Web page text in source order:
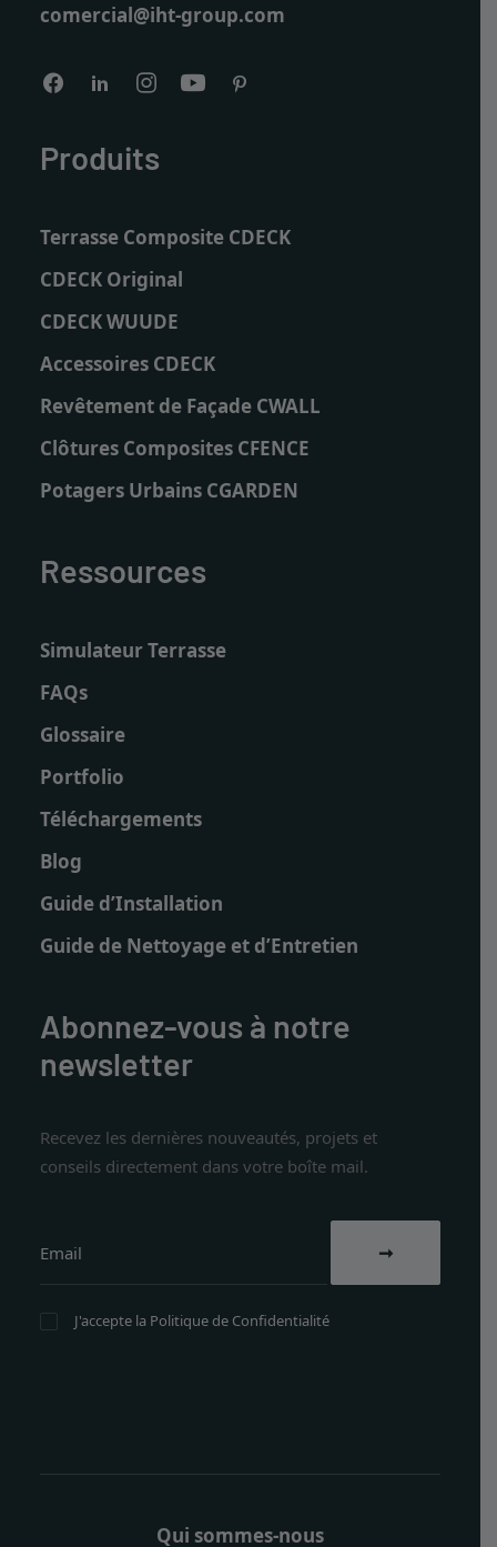
comercial@iht-group.com
Produits
Terrasse Composite CDECK
CDECK Original
CDECK WUUDE
Accessoires CDECK
Revêtement de Façade CWALL
Clôtures Composites CFENCE
Potagers Urbains CGARDEN
Ressources
Simulateur Terrasse
FAQs
Glossaire
Portfolio
Téléchargements
Blog
Guide d’Installation
Guide de Nettoyage et d’Entretien
Abonnez-vous à notre
newsletter
Recevez les dernières nouveautés, projets et
conseils directement dans votre boîte mail.
J'accepte la Politique de Confidentialité
Qui sommes-nous